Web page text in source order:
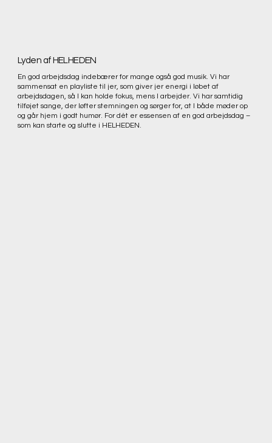
Lyden af HELHEDEN
En god arbejdsdag indebærer for mange også god musik. Vi har
sammensat en playliste til jer, som giver jer energi i løbet af
arbejdsdagen, så I kan holde fokus, mens I arbejder. Vi har samtidig
tilføjet sange, der løfter stemningen og sørger for, at I både møder op
og går hjem i godt humør. For dét er essensen af en god arbejdsdag –
som kan starte og slutte i HELHEDEN.